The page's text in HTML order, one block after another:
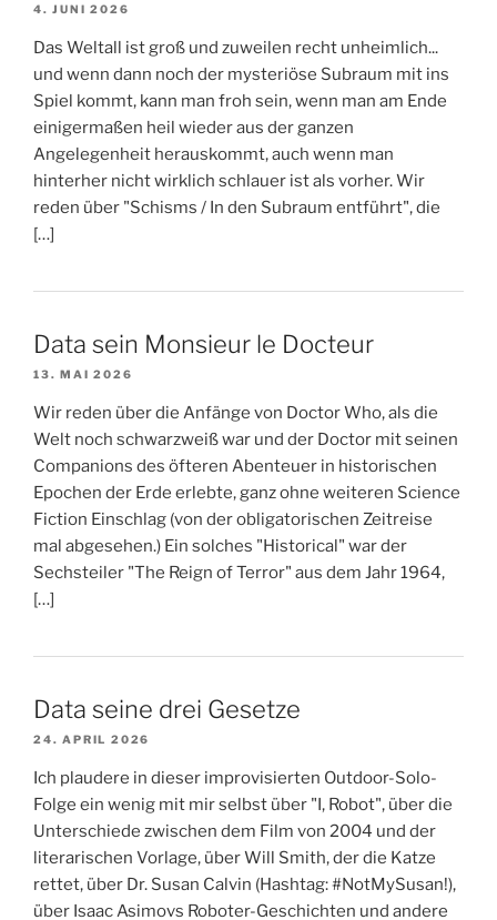
4. JUNI 2026
Das Weltall ist groß und zuweilen recht unheimlich...
und wenn dann noch der mysteriöse Subraum mit ins
Spiel kommt, kann man froh sein, wenn man am Ende
einigermaßen heil wieder aus der ganzen
Angelegenheit herauskommt, auch wenn man
hinterher nicht wirklich schlauer ist als vorher. Wir
reden über "Schisms / In den Subraum entführt", die
[…]
Data sein Monsieur le Docteur
13. MAI 2026
Wir reden über die Anfänge von Doctor Who, als die
Welt noch schwarzweiß war und der Doctor mit seinen
Companions des öfteren Abenteuer in historischen
Epochen der Erde erlebte, ganz ohne weiteren Science
Fiction Einschlag (von der obligatorischen Zeitreise
mal abgesehen.) Ein solches "Historical" war der
Sechsteiler "The Reign of Terror" aus dem Jahr 1964,
[…]
Data seine drei Gesetze
24. APRIL 2026
Ich plaudere in dieser improvisierten Outdoor-Solo-
Folge ein wenig mit mir selbst über "I, Robot", über die
Unterschiede zwischen dem Film von 2004 und der
literarischen Vorlage, über Will Smith, der die Katze
rettet, über Dr. Susan Calvin (Hashtag: #NotMySusan!),
über Isaac Asimovs Roboter-Geschichten und andere